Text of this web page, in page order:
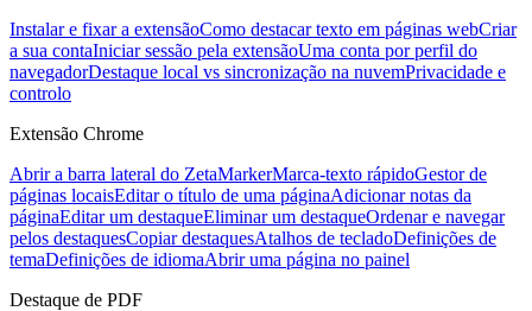
Instalar e fixar a extensãoComo destacar texto em páginas webCriar
a sua contaIniciar sessão pela extensãoUma conta por perfil do
navegadorDestaque local vs sincronização na nuvemPrivacidade e
controlo
Extensão Chrome
Abrir a barra lateral do ZetaMarkerMarca-texto rápidoGestor de
páginas locaisEditar o título de uma páginaAdicionar notas da
páginaEditar um destaqueEliminar um destaqueOrdenar e navegar
pelos destaquesCopiar destaquesAtalhos de tecladoDefinições de
temaDefinições de idiomaAbrir uma página no painel
Destaque de PDF